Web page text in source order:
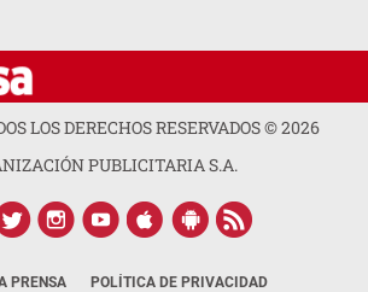
LOS DERECHOS RESERVADOS ©2026
PUBLICITARIA S.A.
PRENSA POLÍTICA DE PRIVACIDAD